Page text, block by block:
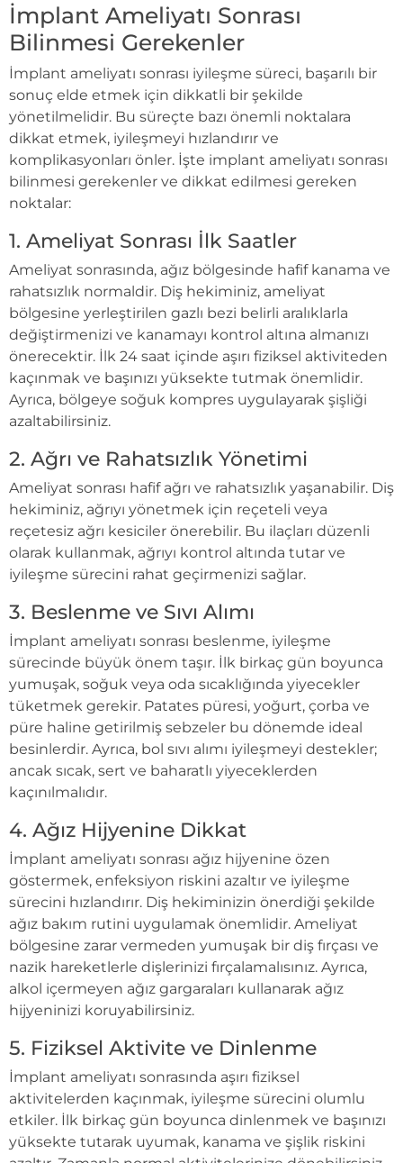
İmplant Ameliyatı Sonrası
Bilinmesi Gerekenler
İmplant ameliyatı sonrası iyileşme süreci, başarılı bir
sonuç elde etmek için dikkatli bir şekilde
yönetilmelidir. Bu süreçte bazı önemli noktalara
dikkat etmek, iyileşmeyi hızlandırır ve
komplikasyonları önler. İşte implant ameliyatı sonrası
bilinmesi gerekenler ve dikkat edilmesi gereken
noktalar:
1. Ameliyat Sonrası İlk Saatler
Ameliyat sonrasında, ağız bölgesinde hafif kanama ve
rahatsızlık normaldir. Diş hekiminiz, ameliyat
bölgesine yerleştirilen gazlı bezi belirli aralıklarla
değiştirmenizi ve kanamayı kontrol altına almanızı
önerecektir. İlk 24 saat içinde aşırı fiziksel aktiviteden
kaçınmak ve başınızı yüksekte tutmak önemlidir.
Ayrıca, bölgeye soğuk kompres uygulayarak şişliği
azaltabilirsiniz.
2. Ağrı ve Rahatsızlık Yönetimi
Ameliyat sonrası hafif ağrı ve rahatsızlık yaşanabilir. Diş
hekiminiz, ağrıyı yönetmek için reçeteli veya
reçetesiz ağrı kesiciler önerebilir. Bu ilaçları düzenli
olarak kullanmak, ağrıyı kontrol altında tutar ve
iyileşme sürecini rahat geçirmenizi sağlar.
3. Beslenme ve Sıvı Alımı
İmplant ameliyatı sonrası beslenme, iyileşme
sürecinde büyük önem taşır. İlk birkaç gün boyunca
yumuşak, soğuk veya oda sıcaklığında yiyecekler
tüketmek gerekir. Patates püresi, yoğurt, çorba ve
püre haline getirilmiş sebzeler bu dönemde ideal
besinlerdir. Ayrıca, bol sıvı alımı iyileşmeyi destekler;
ancak sıcak, sert ve baharatlı yiyeceklerden
kaçınılmalıdır.
4. Ağız Hijyenine Dikkat
İmplant ameliyatı sonrası ağız hijyenine özen
göstermek, enfeksiyon riskini azaltır ve iyileşme
sürecini hızlandırır. Diş hekiminizin önerdiği şekilde
ağız bakım rutini uygulamak önemlidir. Ameliyat
bölgesine zarar vermeden yumuşak bir diş fırçası ve
nazik hareketlerle dişlerinizi fırçalamalısınız. Ayrıca,
alkol içermeyen ağız gargaraları kullanarak ağız
hijyeninizi koruyabilirsiniz.
5. Fiziksel Aktivite ve Dinlenme
İmplant ameliyatı sonrasında aşırı fiziksel
aktivitelerden kaçınmak, iyileşme sürecini olumlu
etkiler. İlk birkaç gün boyunca dinlenmek ve başınızı
yüksekte tutarak uyumak, kanama ve şişlik riskini